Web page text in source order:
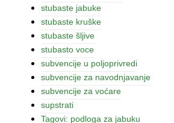
stubaste jabuke
stubaste kruške
stubaste šljive
stubasto voce
subvencije u poljoprivredi
subvencije za navodnjavanje
subvencije za voćare
supstrati
Tagovi: podloga za jabuku